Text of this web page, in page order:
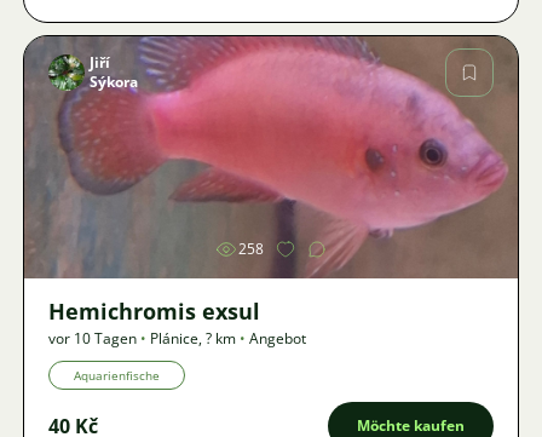
Jiří
Sýkora
258
Hemichromis exsul
vor 10 Tagen • Plánice,? km • Angebot
Aquarienfische
40 Kč Möchte kaufen